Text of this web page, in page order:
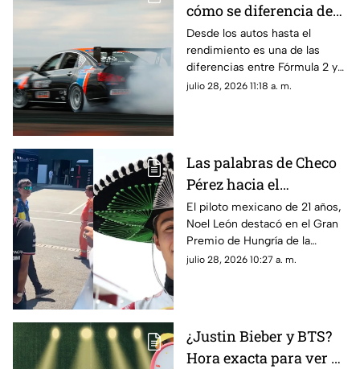
cómo se diferencia de
la F1? Esto es lo que
debes saber sobre el
Gran Premio de
Hungría 2026
Desde los autos hasta el
rendimiento es una de las
diferencias entre Fórmula 2 y
la F1; aquí te contamos más
julio 28, 2026 11:18 a. m.
Las palabras de Checo
Pérez hacia el
mexicano Noel León
tras el triunfo en el
Gran Premio de
Hungría
El piloto mexicano de 21 años,
Noel León destacó en el Gran
Premio de Hungría de la
Fórmula 2 y Checo Pérez le
julio 28, 2026 10:27 a. m.
¿Justin Bieber y BTS?
Hora exacta para ver el